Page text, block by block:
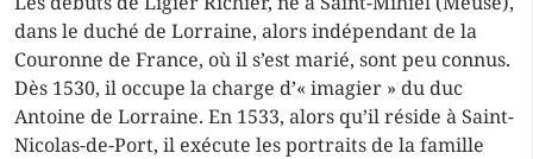
dans le duché de Lorraine, alors indépendant de la
Couronne de France, où il s’est marié, sont peu connus.
Dès 1530, il occupe la charge d’« imagier » du duc
Antoine de Lorraine. En 1533, alors qu’il réside à Saint-
Nicolas-de-Port, il exécute les portraits de la famille